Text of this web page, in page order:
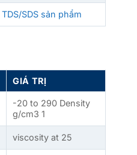
TDS/SDS sản phẩm
GIÁ TRỊ
-20 to 290 Density
g/cm3 1
viscosity at 25